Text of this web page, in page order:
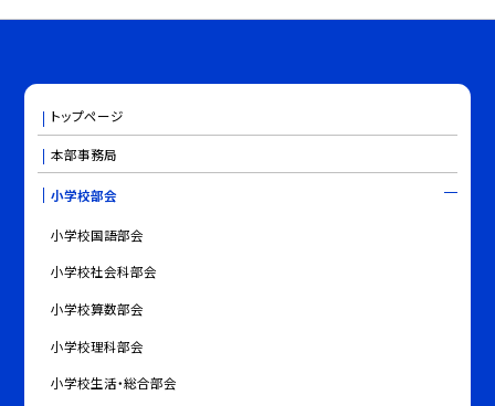
トップページ
本部事務局
小学校部会
小学校国語部会
小学校社会科部会
小学校算数部会
小学校理科部会
小学校生活・総合部会